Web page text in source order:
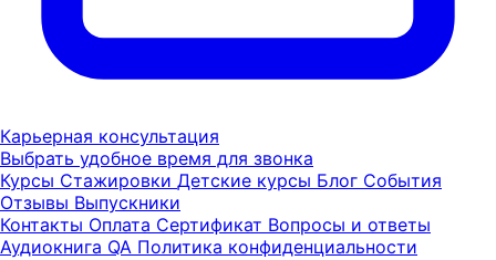
Карьерная консультация
Выбрать удобное время для звонка
Курсы Стажировки Детские курсы Блог События
Отзывы Выпускники
Контакты Оплата Сертификат Вопросы и ответы
Аудиокнига QA Политика конфиденциальности